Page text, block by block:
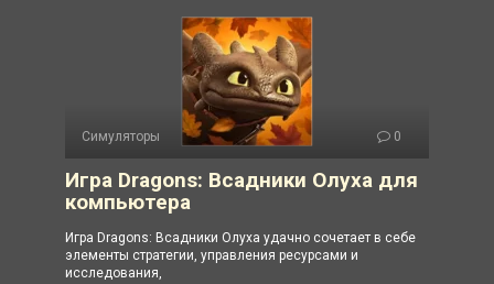
Симуляторы 0
Игра Dragons: Всадники Олуха для
компьютера
Игра Dragons: Всадники Олуха удачно сочетает в себе
элементы стратегии, управления ресурсами и
исследования,